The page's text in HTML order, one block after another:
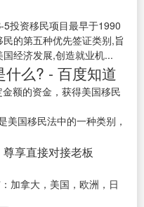
投资移民项目最早于1990
的第五种优先签证类别,旨
经济发展,创造就业机...
么? - 百度知道
额的资金，获得美国移民
美国移民法中的一种类别，
享直接对接老板
加拿大，美国，欧洲，日